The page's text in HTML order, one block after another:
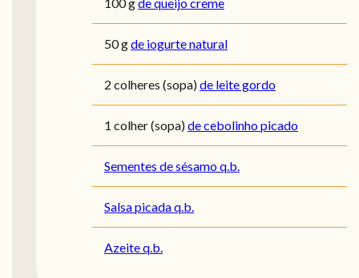
50gde iogurte natural
2 colheres (sopa)de leite gordo
1 colher (sopa)de cebolinho picado
Sementes de sésamo q.b.
Salsa picada q.b.
Azeite q.b.